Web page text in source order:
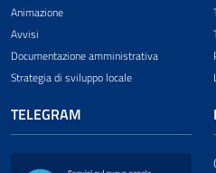
Animazione
Avvisi
Documentazione amministrativa
Strategia di sviluppo locale
TELEGRAM